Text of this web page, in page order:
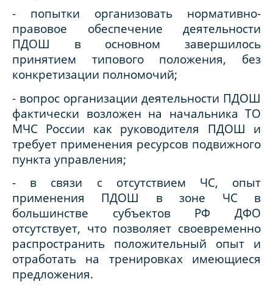
- попытки организовать нормативно-
правовое обеспечение деятельности
ПДОШ в основном завершилось
принятием типового положения, без
конкретизации полномочий;
- вопрос организации деятельности ПДОШ
фактически возложен на начальника ТО
МЧС России как руководителя ПДОШ и
требует применения ресурсов подвижного
пункта управления;
- в связи с отсутствием ЧС, опыт
применения ПДОШ в зоне ЧС в
большинстве субъектов РФ ДФО
отсутствует, что позволяет своевременно
распространить положительный опыт и
отработать на тренировках имеющиеся
предложения.